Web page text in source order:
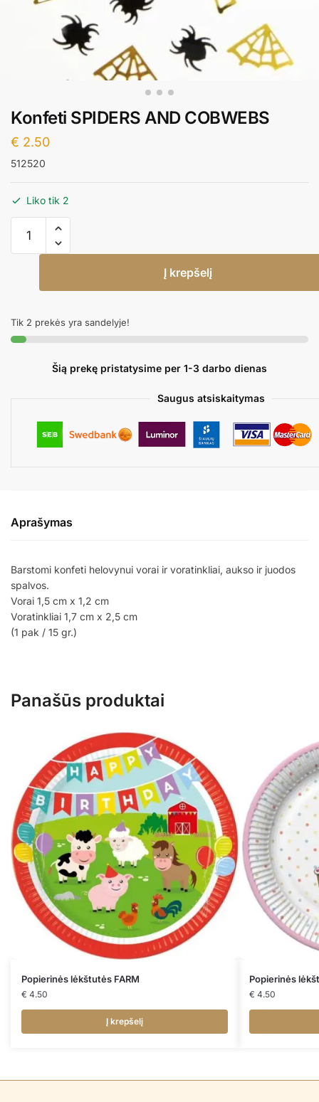
Konfeti SPIDERS AND COBWEBS
€ 2.50
512520
Liko tik 2
kiekis:
Konfeti
Į krepšelį
Tik 2 prekės yra sandelyje!
Šią prekę pristatysime per 1-3 darbo dienas
Saugus atsiskaitymas
Aprašymas
Barstomi konfeti helovynui vorai ir voratinkliai, aukso ir juodos
spalvos.
Vorai 1,5 cm x 1,2 cm
Voratinkliai 1,7 cm x 2,5 cm
(1 pak / 15 gr.)
Panašūs produktai
Popierinės lėkštutės FARM
€ 4.50
Į krepšelį
Popierinės
€ 4.50